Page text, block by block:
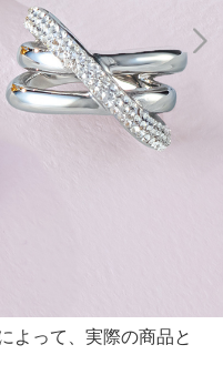
って、実際の商品と